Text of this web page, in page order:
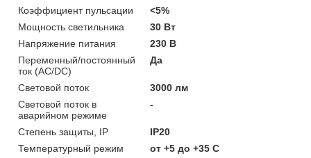
Коэффициент пульсации
<5%
Мощность светильника
30 Вт
Напряжение питания
230 В
Переменный/постоянный
ток (AC/DC)
Да
Световой поток
3000 лм
Световой поток в
аварийном режиме
-
Степень защиты, IP
IP20
Температурный режим
от +5 до +35 C